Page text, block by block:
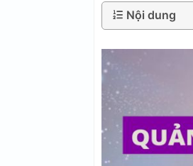
Nội dung